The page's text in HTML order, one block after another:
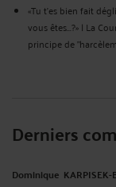
«Tu t'es bien fait
vous êtes...?» | La
principe de
Derniers
Dominique KARPISEK-